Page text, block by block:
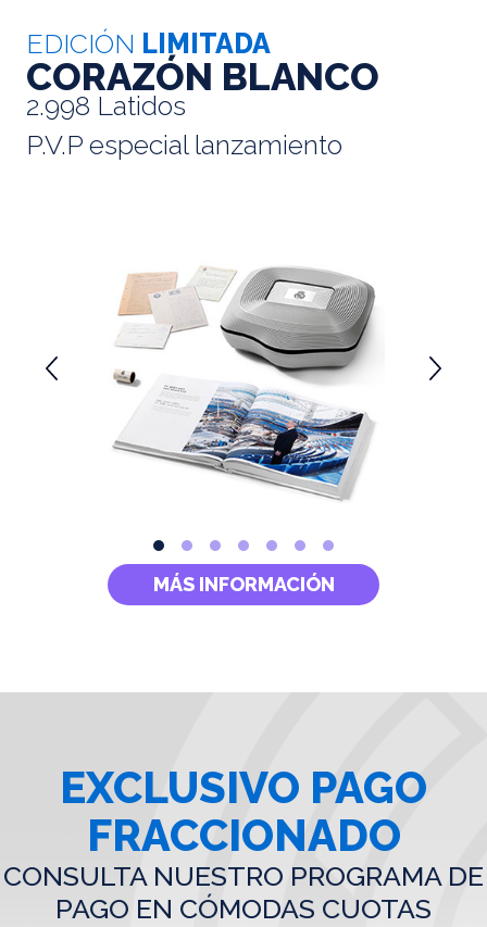
EDICIÓN LIMITADA
CORAZÓN BLANCO
2.998 Latidos
P.V.P especial lanzamiento
MÁS INFORMACIÓN
EXCLUSIVO PAGO
FRACCIONADO
CONSULTA NUESTRO PROGRAMA DE
PAGO EN CÓMODAS CUOTAS